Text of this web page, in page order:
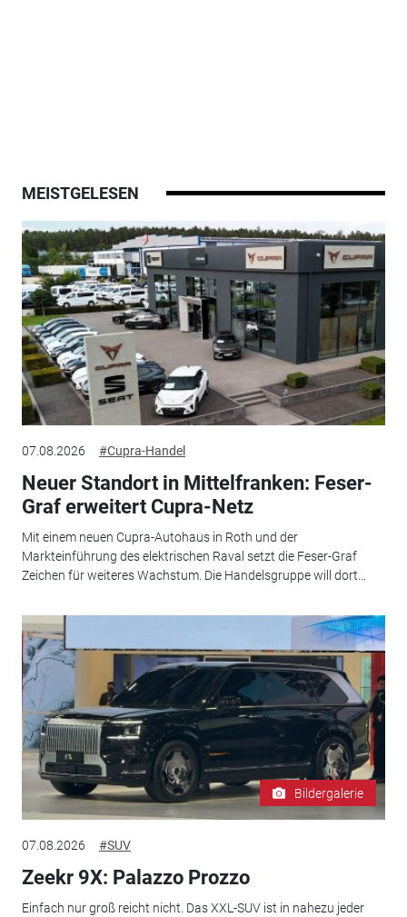
MEISTGELESEN
07.08.2026 #Cupra-Handel
Neuer Standort in Mittelfranken: Feser-
Graf erweitert Cupra-Netz
Mit einem neuen Cupra-Autohaus in Roth und der
Markteinführung des elektrischen Raval setzt die Feser-Graf
Zeichen für weiteres Wachstum. Die Handelsgruppe will dort...
Bildergalerie
07.08.2026 #SUV
Zeekr 9X: Palazzo Prozzo
Einfach nur groß reicht nicht. Das XXL-SUV ist in nahezu jeder